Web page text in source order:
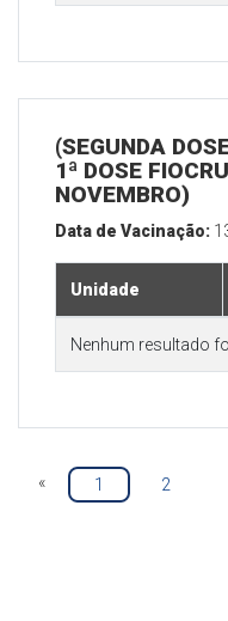
(SEGUNDA
1ª DOSE
NOVEMBRO)
Data de Vacinação:
Unidade
Nenhum resultado
« 1 2